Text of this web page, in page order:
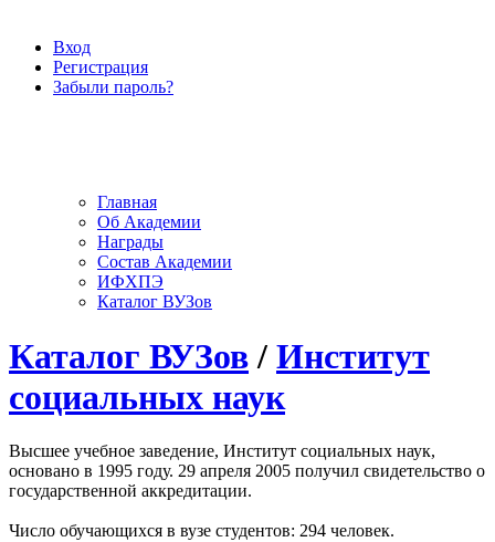
Вход
Регистрация
Забыли пароль?
Главная
Об Академии
Награды
Состав Академии
ИФХПЭ
Каталог ВУЗов
Каталог ВУЗов / Институт
социальных наук
Высшее учебное заведение, Институт социальных наук,
основано в 1995 году. 29 апреля 2005 получил свидетельство о
государственной аккредитации.
Число обучающихся в вузе студентов: 294 человек.